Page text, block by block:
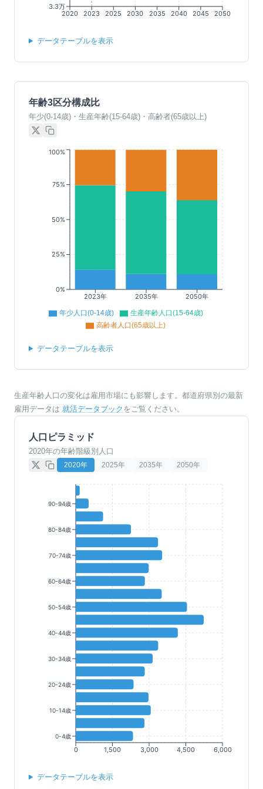
2020 2023 2025 2030 2035 2040 2045 2050
3.3万
データテーブルを表示
年齢3区分構成比
年少(0-14歳)・生産年齢(15-64歳)・高齢者(65歳以上)
2023年 2035年 2050年
0%
25%
50%
75%
100%
年少人口(0-14歳)
生産年齢人口(15-64歳)
高齢者人口(65歳以上)
データテーブルを表示
生産年齢人口の変化は雇用市場にも影響します。都道府県別の最新
雇用データは 就活データブック をご覧ください。
人口ピラミッド
2020年の年齢階級別人口
2020年 2025年 2035年 2050年
0 1,500 3,000 4,500 6,000
90-94歳
80-84歳
70-74歳
60-64歳
50-54歳
40-44歳
30-34歳
20-24歳
10-14歳
0-4歳
データテーブルを表示